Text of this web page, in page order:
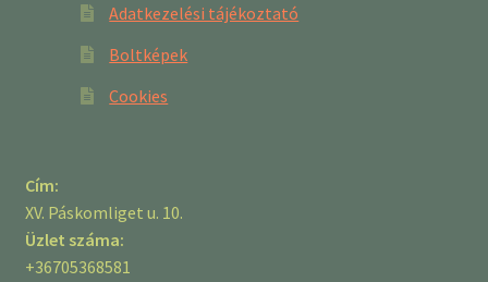
Adatkezelési tájékoztató
Boltképek
Cookies
Cím:
XV. Páskomliget u. 10.
Üzlet száma:
+36705368581